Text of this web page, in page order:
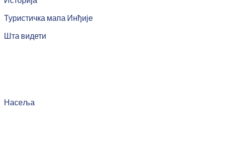
Туристичка мапа Инђије
Шта видети
Насеља